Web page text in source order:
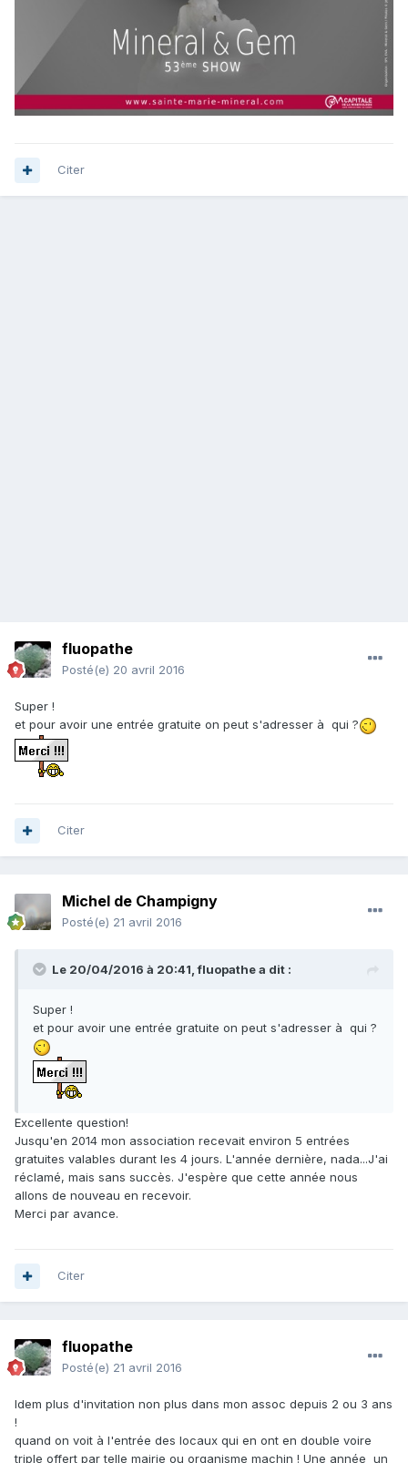
Citer
fluopathe
Posté(e) 20 avril 2016
Super !
et pour avoir une entrée gratuite on peut s'adresser à qui ?
Citer
Michel de Champigny
Posté(e) 21 avril 2016
Le 20/04/2016 à 20:41,fluopathea dit :
Super !
et pour avoir une entrée gratuite on peut s'adresser à qui ?
Excellente question!
Jusqu'en 2014 mon association recevait environ 5 entrées
gratuites valables durant les 4 jours. L'année dernière, nada...J'ai
réclamé, mais sans succès. J'espère que cette année nous
allons de nouveau en recevoir.
Merci par avance.
Citer
fluopathe
Posté(e) 21 avril 2016
Idem plus d'invitation non plus dans mon assoc depuis 2 ou 3 ans
!
quand on voit à l'entrée des locaux qui en ont en double voire
triple offert par telle mairie ou organisme machin ! Une année un